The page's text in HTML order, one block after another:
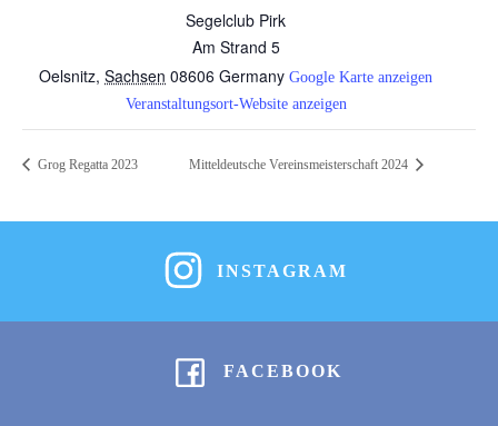
Segelclub Pirk
Am Strand 5
Oelsnitz, Sachsen 08606 Germany Google Karte anzeigen
Veranstaltungsort-Website anzeigen
Grog Regatta 2023 Mitteldeutsche Vereinsmeisterschaft 2024
INSTAGRAM
FACEBOOK